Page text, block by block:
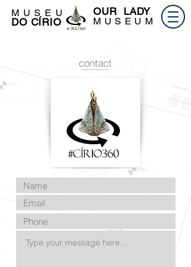
M U S E U
DO CÍRIO
OUR LADY
M U S E U M
contact